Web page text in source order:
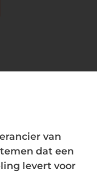
van
dat een
levert voor